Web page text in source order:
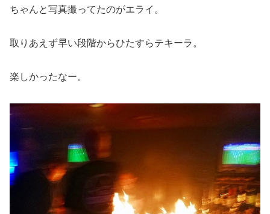
ちゃんと写真撮ってたのがエライ。
取りあえず早い段階からひたすらテキーラ。
楽しかったなー。